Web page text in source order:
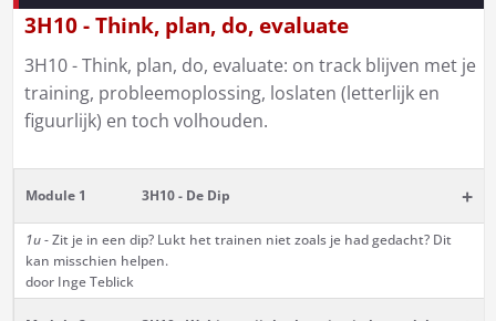
3H10 - Think, plan, do, evaluate
3H10 - Think, plan, do, evaluate: on track blijven met je
training, probleemoplossing, loslaten (letterlijk en
figuurlijk) en toch volhouden.
Module 1 3H10 - De Dip +
1u- Zit je in een dip? Lukt het trainen niet zoals je had gedacht? Dit
kan misschien helpen.
door Inge Teblick